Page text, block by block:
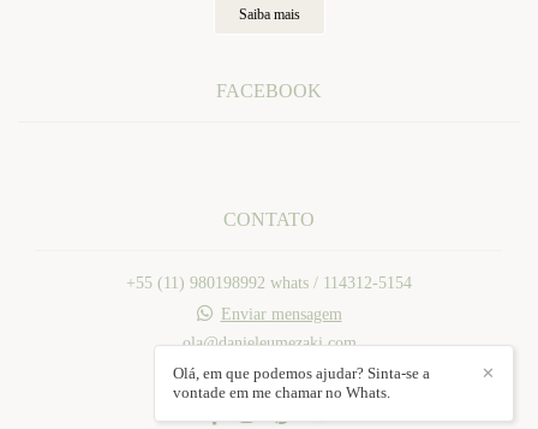
Saiba mais
FACEBOOK
CONTATO
+55 (11) 980198992 whats / 114312-5154
Enviar mensagem
ola@danieleumezaki.com
Mogi das Cruzes / SP
✕
Olá, em que podemos ajudar? Sinta-se a
vontade em me chamar no Whats.